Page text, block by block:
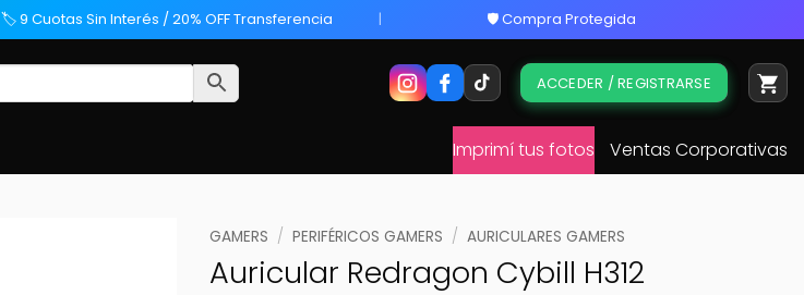
🏷️ 9 Cuotas Sin Interés / 20% OFF Transferencia 🛡️ Compra Protegida
ACCEDER / REGISTRARSE
Imprimí tus fotos Ventas Corporativas
GAMERS / PERIFÉRICOS GAMERS / AURICULARES GAMERS
Auricular Redragon Cybill H312